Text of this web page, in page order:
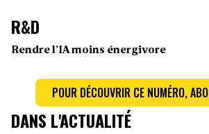
R&D
Rendre l’IA moins énergivore
POUR DÉCOUVRIR CE NUMÉRO,
DANS L'ACTUALITÉ